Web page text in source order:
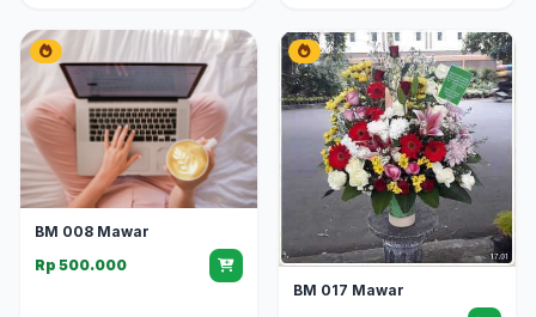
BM 008 Mawar
Rp 500.000
BM 017 Mawar